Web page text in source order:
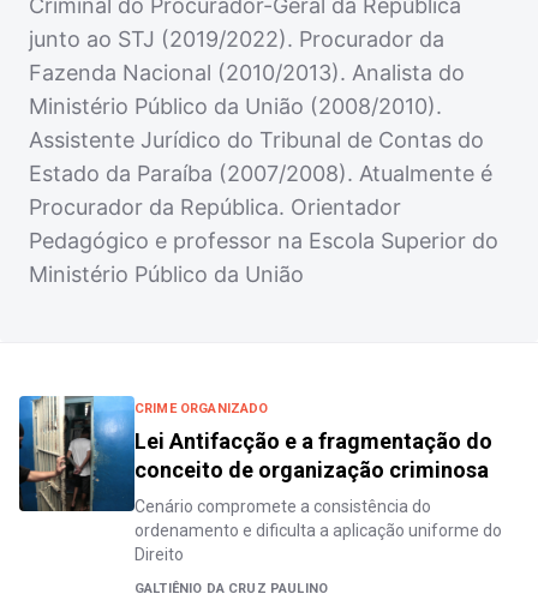
Criminal do Procurador-Geral da República
junto ao STJ (2019/2022). Procurador da
Fazenda Nacional (2010/2013). Analista do
Ministério Público da União (2008/2010).
Assistente Jurídico do Tribunal de Contas do
Estado da Paraíba (2007/2008). Atualmente é
Procurador da República. Orientador
Pedagógico e professor na Escola Superior do
Ministério Público da União
CRIME ORGANIZADO
Lei Antifacção e a fragmentação do
conceito de organização criminosa
Cenário compromete a consistência do
ordenamento e dificulta a aplicação uniforme do
Direito
GALTIÊNIO DA CRUZ PAULINO